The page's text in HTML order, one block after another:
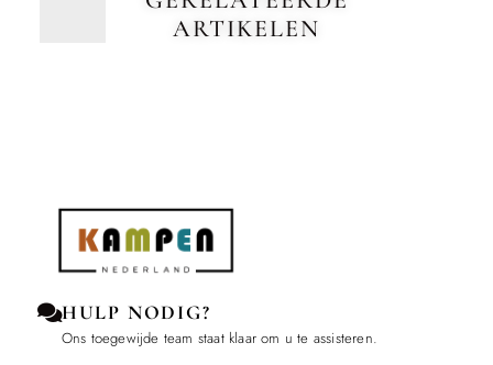
ARTIKELEN
HULP NODIG?
Ons toegewijde team staat klaar om u te assisteren.